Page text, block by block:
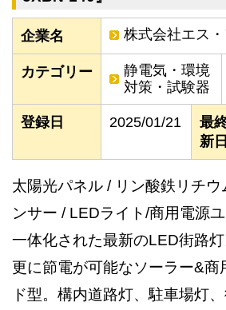
企業名 株式会社エス
カテゴリー
静電気・環境
対策・試験器
登録日 2025/01/21
最
新日
太陽光パネル / リン酸鉄リチウ
ンサー / LEDライト/商用電源
一体化された最新のLED街路
更に節電が可能なソーラー&商
ド型。構内道路灯、駐車場灯